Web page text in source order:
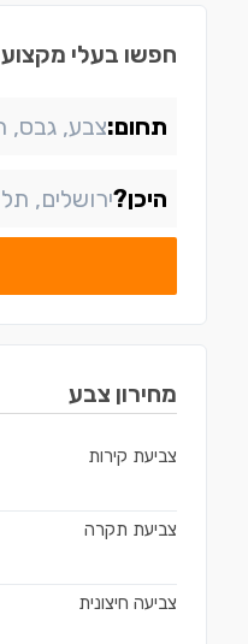
חפשו בעלי מקצוע
תחום:
היכן?
מחירון צבע
צביעת קירות
צביעת תקרה
צביעה חיצונית